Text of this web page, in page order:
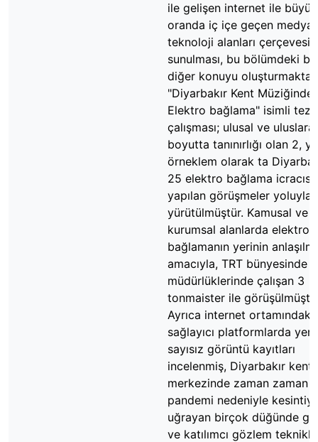
ile gelişen internet ile büyük
oranda iç içe geçen medya
teknoloji alanları
sunulması, bu bölümdeki bir
diğer konuyu
"Diyarbakır Kent Müziğinde
Elektro bağlama" isimli tez
çalışması; ulusal ve
boyutta tanınırlığı olan 2,
örneklem olarak ta
25 elektro bağlama
yapılan görüşmeler yoluyla
yürütülmüştür. Kamusal ve
kurumsal alanlarda elektro
bağlamanın yerinin
amacıyla, TRT bünyesinde
müdürlüklerinde çalışan 3
tonmaister ile
Ayrıca internet
sağlayıcı platformlarda yer
sayısız görüntü kayıtları
incelenmiş, Diyarbakır kent
merkezinde zaman zaman
pandemi nedeniyle
uğrayan birçok düğünde
ve katılımcı gözlem